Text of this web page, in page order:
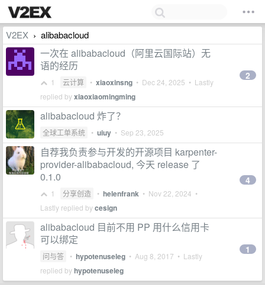
V2EX › alibabacloud
一次在 alibabacloud（阿里云国际站）无
语的经历
1 云计算 • xiaoxinsng • Dec 24, 2025 • Lastly
replied byxiaoxiaomingming
2
alibabacloud 炸了？
全球工单系统 • uiuy • Sep 23, 2025
自荐我负责参与开发的开源项目 karpenter-
provider-alibabacloud, 今天 release 了
0.1.0
1 分享创造 • helenfrank • Nov 22, 2024 •
Lastly replied bycesign
4
alibabacloud 目前不用 PP 用什么信用卡
可以绑定
问与答 • hypotenuseleg • Aug 8, 2017 • Lastly
replied byhypotenuseleg
1